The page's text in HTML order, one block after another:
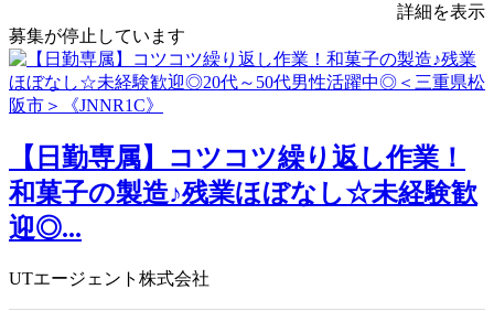
詳細を表示
募集が停止しています
【日勤専属】コツコツ繰り返し作業！
和菓子の製造♪残業ほぼなし☆未経験歓
迎◎...
UTエージェント株式会社